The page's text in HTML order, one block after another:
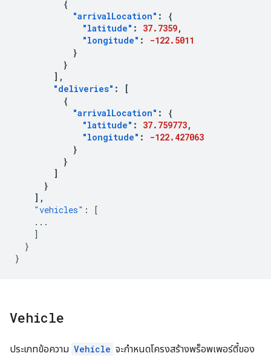
{
"arrivalLocation" :
{
"latitude" : 37.7359,
"longitude" :
-122.5011
}
}
],
"deliveries" :
[
{
"arrivalLocation" :
{
"latitude" : 37.759773,
"longitude" :
-122.427063
}
}
]
}
],
"vehicles" :
[
...
]
}
}
Vehicle
ประเภทข้อความ Vehicle จะกำหนดโครงสร้างพร็อพเพอร์ตี้ของ